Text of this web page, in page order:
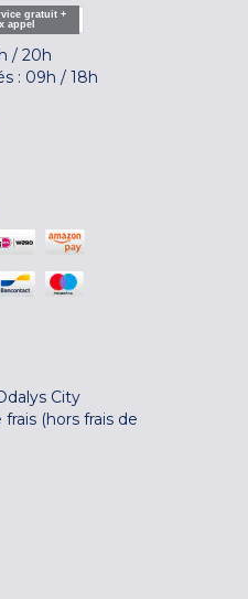
gratuit +
appel
/ 20h
: 09h / 18h
City
(hors frais de